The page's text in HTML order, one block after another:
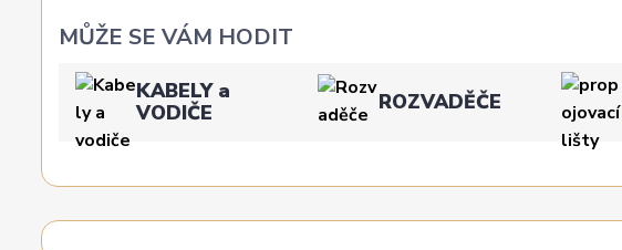
MŮŽE SE VÁM HODIT
KABELY a
VODIČE
ROZVADĚČE